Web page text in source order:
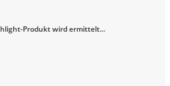
Produkt wird ermittelt...